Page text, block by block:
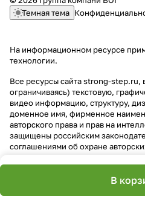
В
Темная тема
На информационном ресурсе
технологии.
Все ресурсы сайта strong-step.ru,
ограничиваясь) текстовую,
видео информацию, структуру,
доменное имя, фирменное
авторского права и прав на
защищены российским
соглашениями об охране